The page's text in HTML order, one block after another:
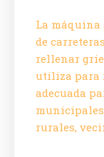
La máquina
de
rellenar
utiliza para
adecuada
rurales,